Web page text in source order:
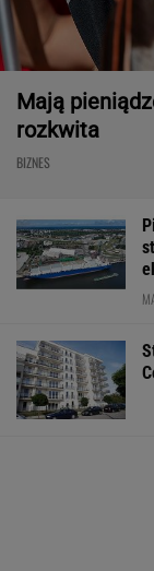
Mają
rozkwita
BIZNES